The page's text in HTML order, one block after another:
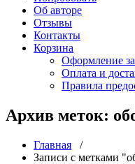
Об авторе
Отзывы
Контакты
Корзина
Оформление
Оплата и
Правила
Архив меток:
Главная /
Записи с метками